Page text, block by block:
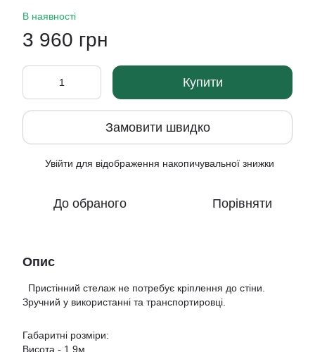
В наявності
3 960 грн
Купити
Замовити швидко
Увійти для відображення накопичувальної знижки
До обраного Порівняти
Опис
Пристінний стелаж не потребує кріплення до стіни.
Зручний у використанні та транспортировці.
Габаритні розміри:
Висота - 1,9м